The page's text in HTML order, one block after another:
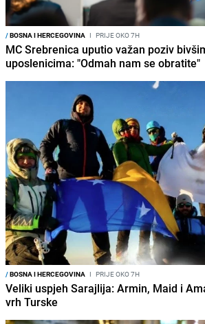
/BOSNA I HERCEGOVINA I PRIJE OKO 7H
MC Srebrenica uputio važan poziv
uposlenicima: "Odmah nam se obratite"
/BOSNA I HERCEGOVINA I PRIJE OKO 7H
Veliki uspjeh Sarajlija: Armin, Maid i
vrh Turske